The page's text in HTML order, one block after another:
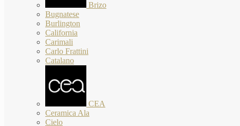
Brizo
Bugnatese
Burlington
California
Carimali
Carlo Frattini
Catalano
CEA
Ceramica Ala
Cielo